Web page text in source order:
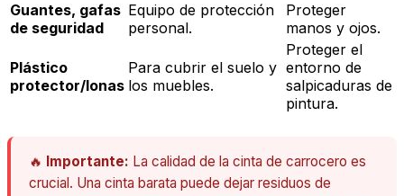
Guantes, gafas
de seguridad
Equipo de protección
personal.
Proteger
manos y ojos.
Plástico
protector/lonas
Para cubrir el suelo y
los muebles.
Proteger el
entorno de
salpicaduras de
pintura.
🔥 Importante: La calidad de la cinta de carrocero es
crucial. Una cinta barata puede dejar residuos de